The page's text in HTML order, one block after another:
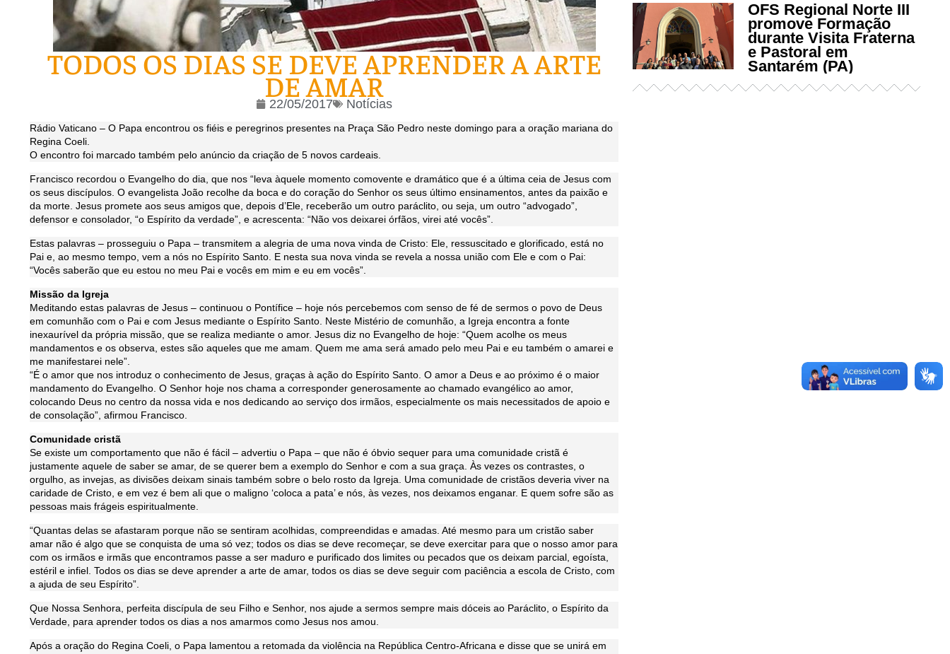
TODOS OS DIAS SE DEVE APRENDER A ARTE
DE AMAR
22/05/2017 Notícias
Rádio Vaticano – O Papa encontrou os fiéis e peregrinos presentes na Praça São Pedro neste domingo para a oração mariana do
Regina Coeli.
O encontro foi marcado também pelo anúncio da criação de 5 novos cardeais.
Francisco recordou o Evangelho do dia, que nos “leva àquele momento comovente e dramático que é a última ceia de Jesus com
os seus discípulos. O evangelista João recolhe da boca e do coração do Senhor os seus último ensinamentos, antes da paixão e
da morte. Jesus promete aos seus amigos que, depois d’Ele, receberão um outro paráclito, ou seja, um outro “advogado”,
defensor e consolador, “o Espírito da verdade”, e acrescenta: “Não vos deixarei órfãos, virei até vocês”.
Estas palavras – prosseguiu o Papa – transmitem a alegria de uma nova vinda de Cristo: Ele, ressuscitado e glorificado, está no
Pai e, ao mesmo tempo, vem a nós no Espírito Santo. E nesta sua nova vinda se revela a nossa união com Ele e com o Pai:
“Vocês saberão que eu estou no meu Pai e vocês em mim e eu em vocês”.
Missão da Igreja
Meditando estas palavras de Jesus – continuou o Pontífice – hoje nós percebemos com senso de fé de sermos o povo de Deus
em comunhão com o Pai e com Jesus mediante o Espírito Santo. Neste Mistério de comunhão, a Igreja encontra a fonte
inexaurível da própria missão, que se realiza mediante o amor. Jesus diz no Evangelho de hoje: “Quem acolhe os meus
mandamentos e os observa, estes são aqueles que me amam. Quem me ama será amado pelo meu Pai e eu também o amarei e
me manifestarei nele”.
“É o amor que nos introduz o conhecimento de Jesus, graças à ação do Espírito Santo. O amor a Deus e ao próximo é o maior
mandamento do Evangelho. O Senhor hoje nos chama a corresponder generosamente ao chamado evangélico ao amor,
colocando Deus no centro da nossa vida e nos dedicando ao serviço dos irmãos, especialmente os mais necessitados de apoio e
de consolação”, afirmou Francisco.
Comunidade cristã
Se existe um comportamento que não é fácil – advertiu o Papa – que não é óbvio sequer para uma comunidade cristã é
justamente aquele de saber se amar, de se querer bem a exemplo do Senhor e com a sua graça. Às vezes os contrastes, o
orgulho, as invejas, as divisões deixam sinais também sobre o belo rosto da Igreja. Uma comunidade de cristãos deveria viver na
caridade de Cristo, e em vez é bem ali que o maligno ‘coloca a pata’ e nós, às vezes, nos deixamos enganar. E quem sofre são as
pessoas mais frágeis espiritualmente.
“Quantas delas se afastaram porque não se sentiram acolhidas, compreendidas e amadas. Até mesmo para um cristão saber
amar não é algo que se conquista de uma só vez; todos os dias se deve recomeçar, se deve exercitar para que o nosso amor para
com os irmãos e irmãs que encontramos passe a ser maduro e purificado dos limites ou pecados que os deixam parcial, egoísta,
estéril e infiel. Todos os dias se deve aprender a arte de amar, todos os dias se deve seguir com paciência a escola de Cristo, com
a ajuda de seu Espírito”.
Que Nossa Senhora, perfeita discípula de seu Filho e Senhor, nos ajude a sermos sempre mais dóceis ao Paráclito, o Espírito da
Verdade, para aprender todos os dias a nos amarmos como Jesus nos amou.
Após a oração do Regina Coeli, o Papa lamentou a retomada da violência na República Centro-Africana e disse que se unirá em
OFS Regional Norte III
promove Formação
durante Visita Fraterna
e Pastoral em
Santarém (PA)